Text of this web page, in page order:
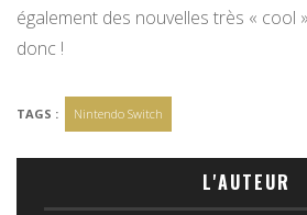
également des nouvelles très « cool
donc !
TAGS : Nintendo Switch
L'AUTEUR